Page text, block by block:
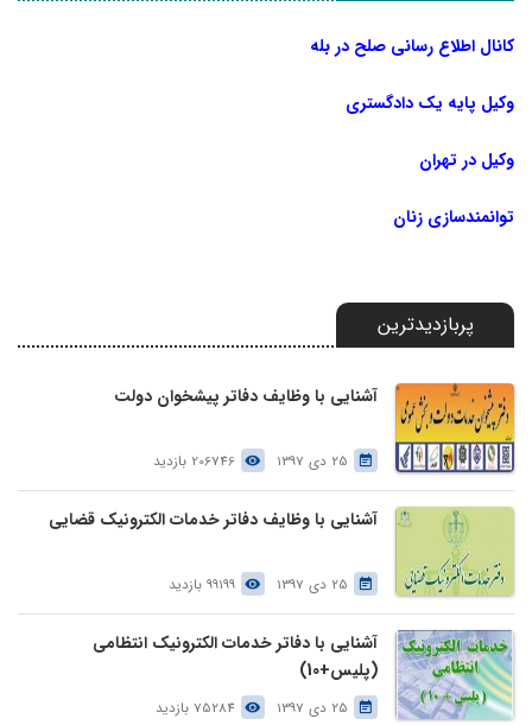
کانال اطلاع رسانی صلح در بله
وکیل پایه یک دادگستری
وکیل در تهران
توانمندسازی زنان
پربازدیدترین
آشنایی با وظایف دفاتر پیشخوان دولت
25 دی 1397 206746 بازدید
آشنایی با وظایف دفاتر خدمات الکترونیک قضایی
25 دی 1397 99199 بازدید
آشنایی با دفاتر خدمات الکترونیک انتظامی
(پلیس+10)
25 دی 1397 75284 بازدید